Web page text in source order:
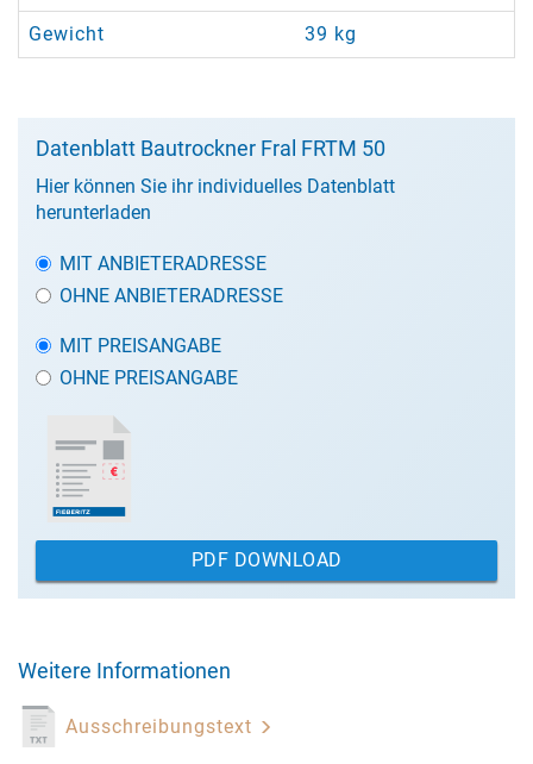
Gewicht 39 kg
Datenblatt Bautrockner Fral FRTM 50
Hier können Sie ihr individuelles Datenblatt
herunterladen
MIT ANBIETERADRESSE
OHNE ANBIETERADRESSE
MIT PREISANGABE
OHNE PREISANGABE
PDF DOWNLOAD
Weitere Informationen
Ausschreibungstext